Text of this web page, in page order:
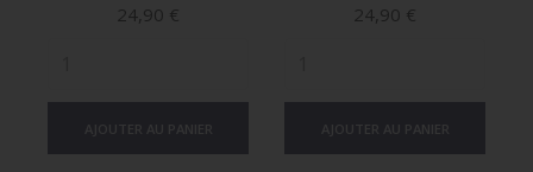
Prix
24,90 € Prix
24,90 €